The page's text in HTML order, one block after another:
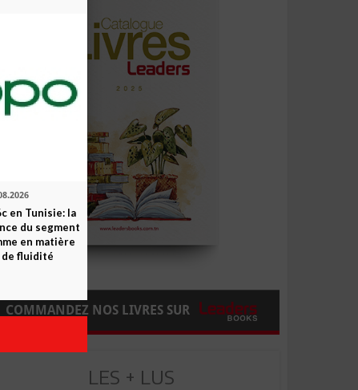
COMMANDEZ NOS LIVRES SUR
LES + LUS
en Tunisie: la
du segment
en matière
fluidité